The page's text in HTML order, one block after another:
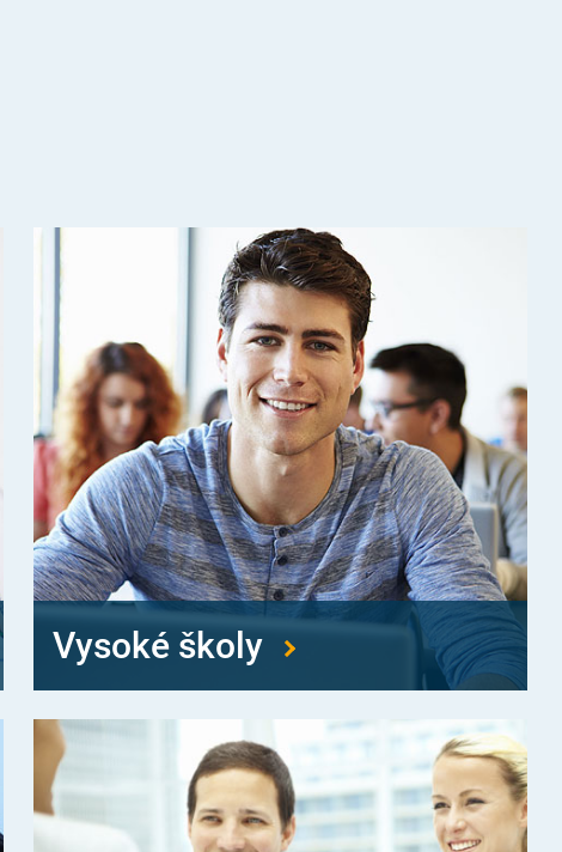
Vysoké školy